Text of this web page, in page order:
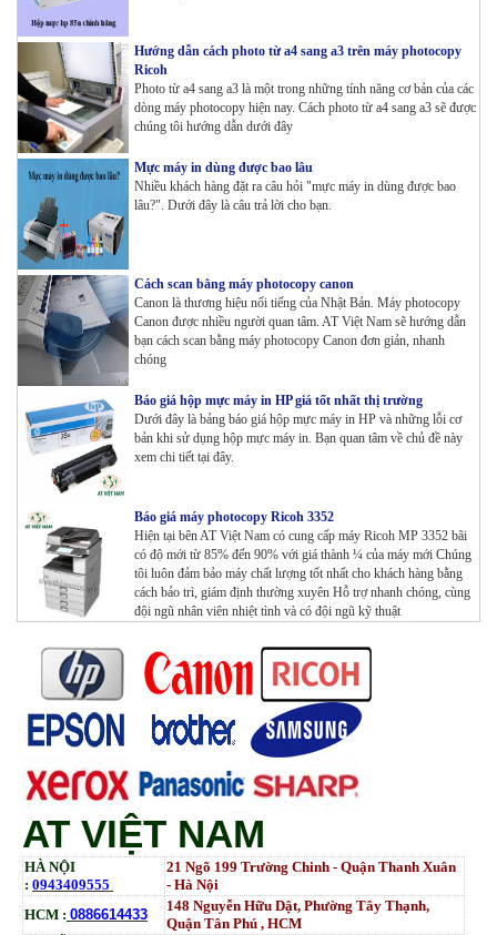
Hướng dẫn cách photo từ a4 sang a3 trên máy photocopy
Ricoh
Photo từ a4 sang a3 là một trong những tính năng cơ bản của các
dòng máy photocopy hiện nay. Cách photo từ a4 sang a3 sẽ được
chúng tôi hướng dẫn dưới đây
Mực máy in dùng được bao lâu
Nhiều khách hàng đặt ra câu hỏi "mực máy in dùng được bao
lâu?". Dưới đây là câu trả lời cho bạn.
Cách scan bằng máy photocopy canon
Canon là thương hiệu nổi tiếng của Nhật Bản. Máy photocopy
Canon được nhiều người quan tâm. AT Việt Nam sẽ hướng dẫn
bạn cách scan bằng máy photocopy Canon đơn giản, nhanh
chóng
Báo giá hộp mực máy in HP giá tốt nhất thị trường
Dưới đây là bảng báo giá hộp mực máy in HP và những lỗi cơ
bản khi sử dụng hộp mực máy in. Bạn quan tâm về chủ đề này
xem chi tiết tại đây.
Báo giá máy photocopy Ricoh 3352
Hiện tại bên AT Việt Nam có cung cấp máy Ricoh MP 3352 bãi
có độ mới từ 85% đến 90% với giá thành ¼ của máy mới Chúng
tôi luôn đảm bảo máy chất lượng tốt nhất cho khách hàng bằng
cách bảo trì, giám định thường xuyên Hỗ trợ nhanh chóng, cùng
đội ngũ nhân viên nhiệt tình và có đội ngũ kỹ thuật
AT VIỆT NAM
HÀ NỘI
: 0943409555
21 Ngõ 199 Trường Chinh - Quận Thanh Xuân
- Hà Nội
HCM : 0886614433
148 Nguyễn Hữu Dật, Phường Tây Thạnh,
Quận Tân Phú , HCM